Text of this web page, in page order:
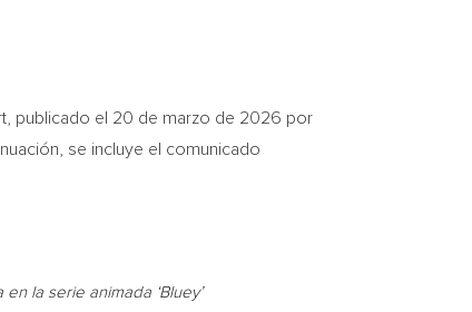
publicado el 20 de marzo de 2026 por
se incluye el comunicado
la serie animada ‘Bluey’